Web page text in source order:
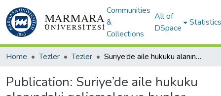
Communities
&
Collections
All of
DSpace
Statistics
Home Tezler Tezler Suriye’de aile hukuku alanındaki gelişmeler ve bunlar üzerinde Osmanlı tesirleri
Publication: Suriye’de aile hukuku